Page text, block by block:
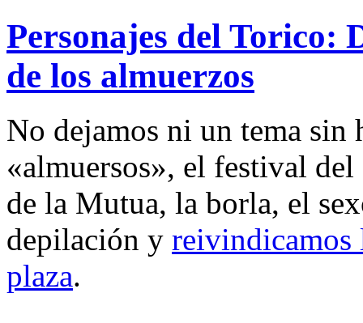
Personajes del Torico:
de los almuerzos
No dejamos ni un tema sin
«almuersos», el festival
de la Mutua, la borla, el
depilación y reivindicamos
plaza.